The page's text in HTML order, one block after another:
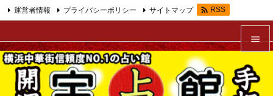


メニュ
運営者情報 プライバシーポリシー サイトマップ  RSS